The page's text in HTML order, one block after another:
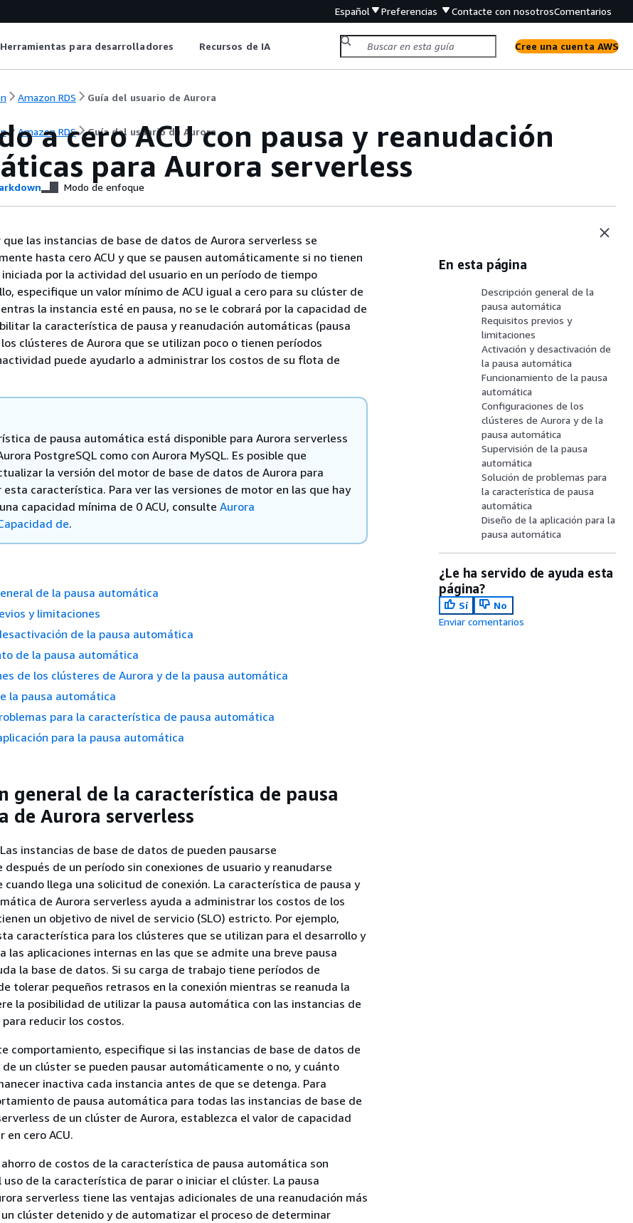
Español Preferencias Contacte con nosotrosComentarios
Herramientas para desarrolladores Recursos de IA Cree una cuenta AWS
Amazon RDS Guía del usuario de Aurora
Amazon RDS Guía del usuario de Aurora
a cero ACU con pausa y reanudación
para Aurora serverless
Modo de enfoque
que las instancias de base de datos de Aurora serverless se
hasta cero ACU y que se pausen automáticamente si no tienen
por la actividad del usuario en un período de tiempo
especifique un valor mínimo de ACU igual a cero para su clúster de
la instancia esté en pausa, no se le cobrará por la capacidad de
la característica de pausa y reanudación automáticas (pausa
clústeres de Aurora que se utilizan poco o tienen períodos
puede ayudarlo a administrar los costos de su flota de
de pausa automática está disponible para Aurora serverless
PostgreSQL como con Aurora MySQL. Es posible que
la versión del motor de base de datos de Aurora para
esta característica. Para ver las versiones de motor en las que hay
capacidad mínima de 0 ACU, consulte Aurora
de.
de la pausa automática
y limitaciones
de la pausa automática
de la pausa automática
de los clústeres de Aurora y de la pausa automática
la pausa automática
para la característica de pausa automática
para la pausa automática
general de la característica de pausa
de Aurora serverless
instancias de base de datos de pueden pausarse
de un período sin conexiones de usuario y reanudarse
llega una solicitud de conexión. La característica de pausa y
de Aurora serverless ayuda a administrar los costos de los
un objetivo de nivel de servicio (SLO) estricto. Por ejemplo,
característica para los clústeres que se utilizan para el desarrollo y
las aplicaciones internas en las que se admite una breve pausa
la base de datos. Si su carga de trabajo tiene períodos de
tolerar pequeños retrasos en la conexión mientras se reanuda la
la posibilidad de utilizar la pausa automática con las instancias de
reducir los costos.
comportamiento, especifique si las instancias de base de datos de
un clúster se pueden pausar automáticamente o no, y cuánto
inactiva cada instancia antes de que se detenga. Para
de pausa automática para todas las instancias de base de
de un clúster de Aurora, establezca el valor de capacidad
en cero ACU.
de costos de la característica de pausa automática son
uso de la característica de parar o iniciar el clúster. La pausa
serverless tiene las ventajas adicionales de una reanudación más
clúster detenido y de automatizar el proceso de determinar
En esta página
Descripción general de la
pausa automática
Requisitos previos y
limitaciones
Activación y desactivación de
la pausa automática
Funcionamiento de la pausa
automática
Configuraciones de los
clústeres de Aurora y de la
pausa automática
Supervisión de la pausa
automática
Solución de problemas para
la característica de pausa
automática
Diseño de la aplicación para la
pausa automática
¿Le ha servido de ayuda esta
página?
Sí
No
Enviar comentarios